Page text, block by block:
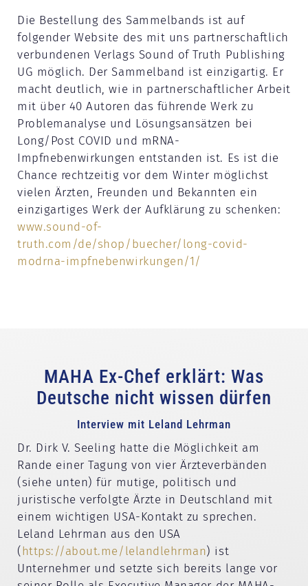
Die Bestellung des Sammelbands ist auf
folgender Website des mit uns partnerschaftlich
verbundenen Verlags Sound of Truth Publishing
UG möglich. Der Sammelband ist einzigartig. Er
macht deutlich, wie in partnerschaftlicher Arbeit
mit über 40 Autoren das führende Werk zu
Problemanalyse und Lösungsansätzen bei
Long/Post COVID und mRNA-
Impfnebenwirkungen entstanden ist. Es ist die
Chance rechtzeitig vor dem Winter möglichst
vielen Ärzten, Freunden und Bekannten ein
einzigartiges Werk der Aufklärung zu schenken:
www.sound-of-
truth.com/de/shop/buecher/long-covid-
modrna-impfnebenwirkungen/1/
MAHA Ex-Chef erklärt: Was
Deutsche nicht wissen dürfen
Interview mit Leland Lehrman
Dr. Dirk V. Seeling hatte die Möglichkeit am
Rande einer Tagung von vier Ärzteverbänden
(siehe unten) für mutige, politisch und
juristische verfolgte Ärzte in Deutschland mit
einem wichtigen USA-Kontakt zu sprechen.
Leland Lehrman aus den USA
(https://about.me/lelandlehrman) ist
Unternehmer und setzte sich bereits lange vor